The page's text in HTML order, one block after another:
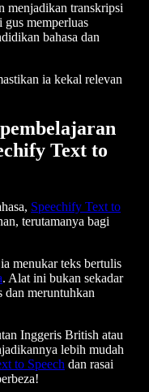
menjadikan transkripsi
memperluas
bahasa dan
ia kekal relevan
Text to
Speechify Text to
terutamanya bagi
menukar teks bertulis
. Alat ini bukan sekadar
dan meruntuhkan
Inggeris British atau
lebih mudah
to Speech dan rasai